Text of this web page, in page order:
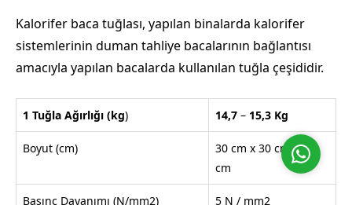
Kalorifer baca tuğlası, yapılan binalarda kalorifer
sistemlerinin duman tahliye bacalarının bağlantısı
amacıyla yapılan bacalarda kullanılan tuğla çeşididir.
1 Tuğla Ağırlığı (kg) 14,7 – 15,3 Kg
Boyut (cm)
30 cm x 30 cm x 20
cm
Basınç Dayanımı (N/mm2) 5 N / mm2